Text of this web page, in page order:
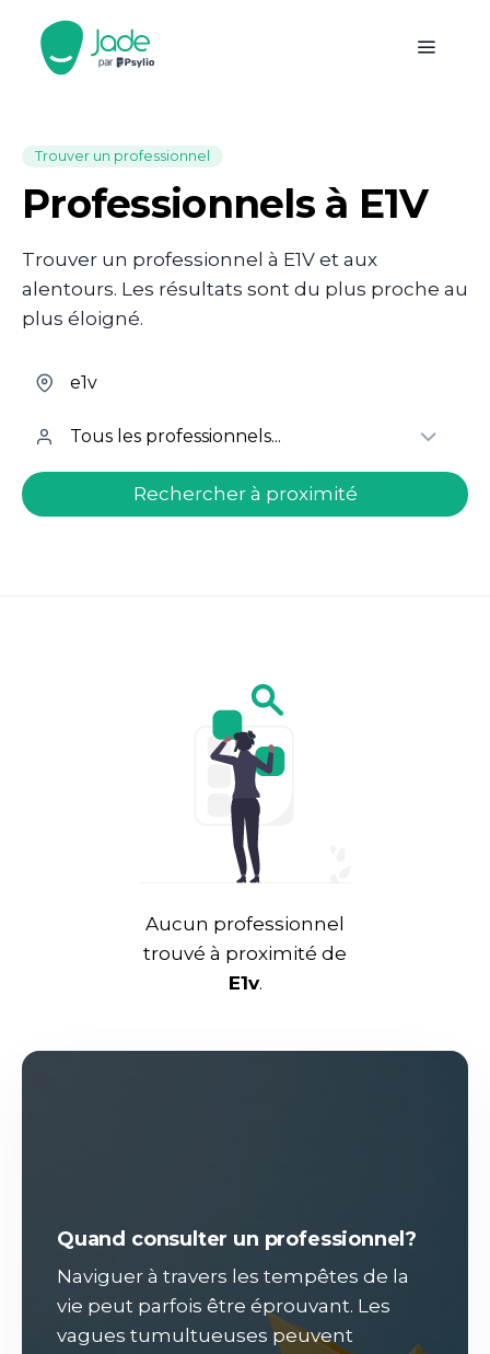
Trouver un professionnel
Professionnels à E1V
Trouver un professionnel à E1V et aux
alentours. Les résultats sont du plus proche au
plus éloigné.
welcome.search.find.subtitle
Rechercher à proximité
Aucun professionnel
trouvé à proximité de
E1v.
Quand consulter un professionnel?
Naviguer à travers les tempêtes de la
vie peut parfois être éprouvant. Les
vagues tumultueuses peuvent